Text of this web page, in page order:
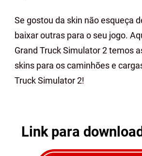
Se gostou da skin não esqueça
baixar outras para o seu jogo.
Grand Truck Simulator 2 temos
skins para os caminhões e
Truck Simulator 2!
Link para